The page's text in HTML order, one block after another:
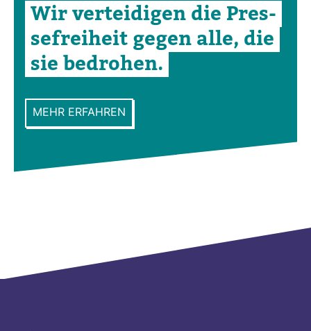
Wir ver­tei­digen die Pres­
se­frei­heit gegen alle, die
sie bedrohen.
MEHR ERFAHREN